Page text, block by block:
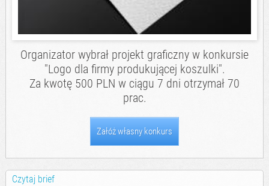
Organizator wybrał projekt graficzny w konkursie
"Logo dla firmy produkującej koszulki".
Za kwotę 500 PLN w ciągu 7 dni otrzymał 70
prac.
Załóż własny konkurs
Czytaj brief